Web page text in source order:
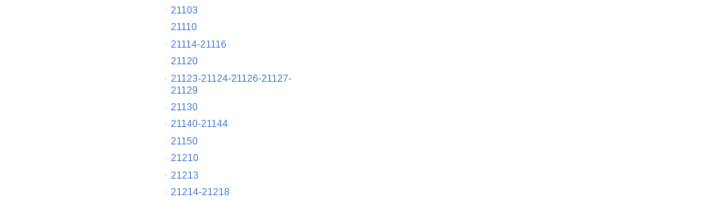
21103
21110
21114-21116
21120
21123-21124-21126-21127-
21129
21130
21140-21144
21150
21210
21213
21214-21218